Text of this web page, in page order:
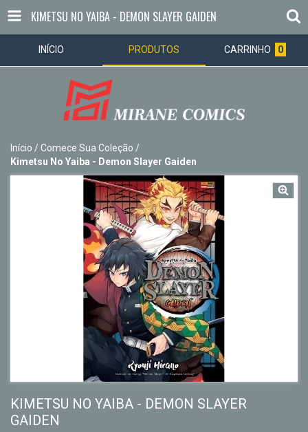
KIMETSU NO YAIBA - DEMON SLAYER GAIDEN
INÍCIO PRODUTOS CARRINHO 0
Início / Comece Sua Coleção /
Kimetsu No Yaiba - Demon Slayer Gaiden
KIMETSU NO YAIBA - DEMON SLAYER
GAIDEN